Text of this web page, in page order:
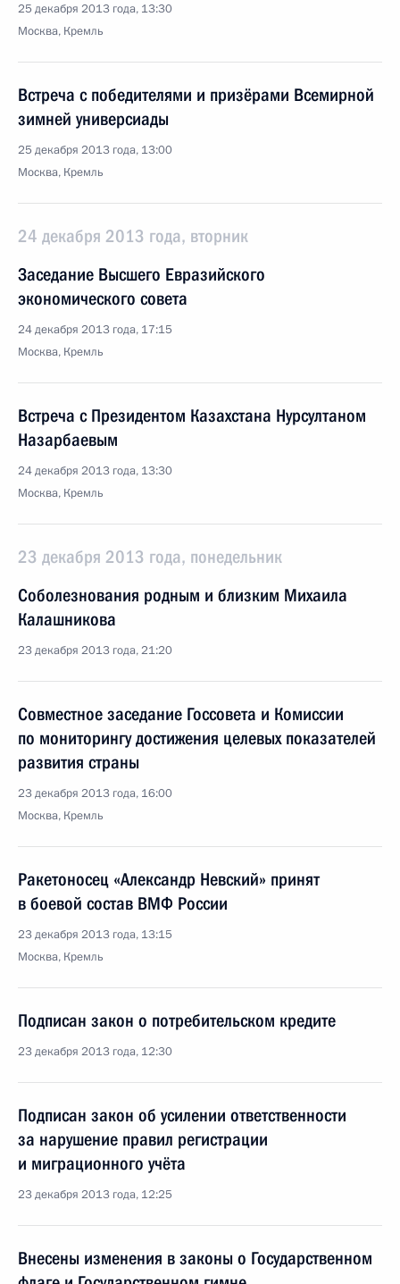
25 декабря 2013 года, 13:30
Москва, Кремль
Встреча с победителями и призёрами Всемирной
зимней универсиады
25 декабря 2013 года, 13:00
Москва, Кремль
24 декабря 2013 года, вторник
Заседание Высшего Евразийского
экономического совета
24 декабря 2013 года, 17:15
Москва, Кремль
Встреча с Президентом Казахстана Нурсултаном
Назарбаевым
24 декабря 2013 года, 13:30
Москва, Кремль
23 декабря 2013 года, понедельник
Соболезнования родным и близким Михаила
Калашникова
23 декабря 2013 года, 21:20
Совместное заседание Госсовета и Комиссии
по мониторингу достижения целевых показателей
развития страны
23 декабря 2013 года, 16:00
Москва, Кремль
Ракетоносец «Александр Невский» принят
в боевой состав ВМФ России
23 декабря 2013 года, 13:15
Москва, Кремль
Подписан закон о потребительском кредите
23 декабря 2013 года, 12:30
Подписан закон об усилении ответственности
за нарушение правил регистрации
и миграционного учёта
23 декабря 2013 года, 12:25
Внесены изменения в законы о Государственном